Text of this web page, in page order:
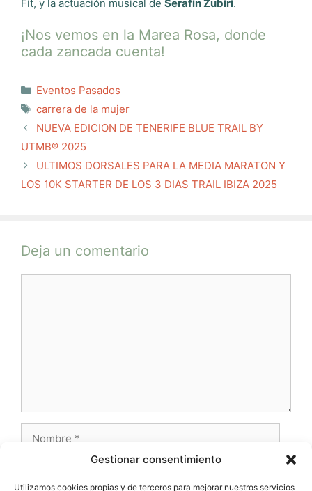
Gestionar consentimiento
Utilizamos cookies propias y de terceros para mejorar nuestros servicios
Fit, y la actuación musical de Serafín Zubiri.
¡Nos vemos en la Marea Rosa, donde
cada zancada cuenta!
Categorías
Eventos Pasados
Etiquetas
carrera de la mujer
NUEVA EDICION DE TENERIFE BLUE TRAIL BY
UTMB® 2025
ULTIMOS DORSALES PARA LA MEDIA MARATON Y
LOS 10K STARTER DE LOS 3 DIAS TRAIL IBIZA 2025
Deja un comentario
electrónico